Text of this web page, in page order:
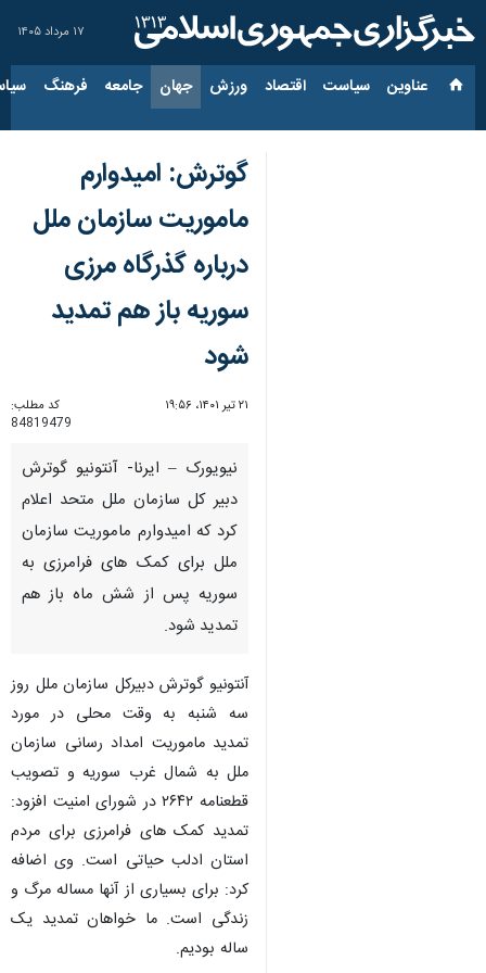
۱۷ مرداد ۱۴۰۵
عناوین‌ سیاست اقتصاد ورزش جهان جامعه فرهنگ
گوترش: امیدوارم
ماموریت سازمان ملل
درباره گذرگاه مرزی
سوریه باز هم تمدید
شود
۲۱ تیر ۱۴۰۱، ۱۹:۵۶
کد مطلب:
84819479
نیویورک – ایرنا- آنتونیو گوترش
دبیر کل سازمان ملل متحد اعلام
کرد که امیدوارم ماموریت سازمان
ملل برای کمک های فرامرزی به
سوریه پس از شش ماه باز هم
تمدید شود.
آنتونیو گوترش دبیرکل سازمان ملل روز
سه شنبه به وقت محلی در مورد
تمدید ماموریت امداد رسانی سازمان
ملل به شمال غرب سوریه و تصویب
قطعنامه ۲۶۴۲ در شورای امنیت افزود:
تمدید کمک های فرامرزی برای مردم
استان ادلب حیاتی است. وی اضافه
کرد: برای بسیاری از آنها مساله مرگ و
زندگی است. ما خواهان تمدید یک
ساله بودیم.